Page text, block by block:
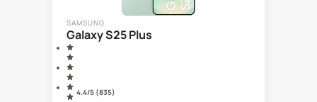
SAMSUNG
Galaxy S25 Plus
4.4/5 (835)